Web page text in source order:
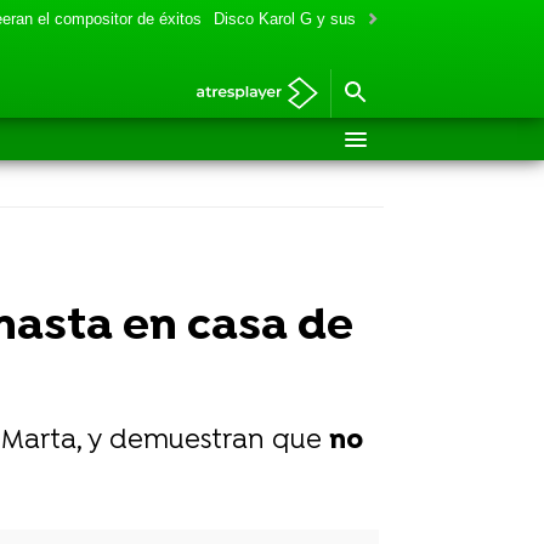
el compositor de éxitos Disco Karol G y sus colaboraciones
en casa de
y demuestran que no